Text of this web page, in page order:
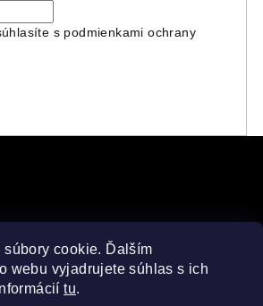
súbory cookie. Ďalším
webu vyjadrujete súhlas s ich
tu.
s podmienkami ochrany